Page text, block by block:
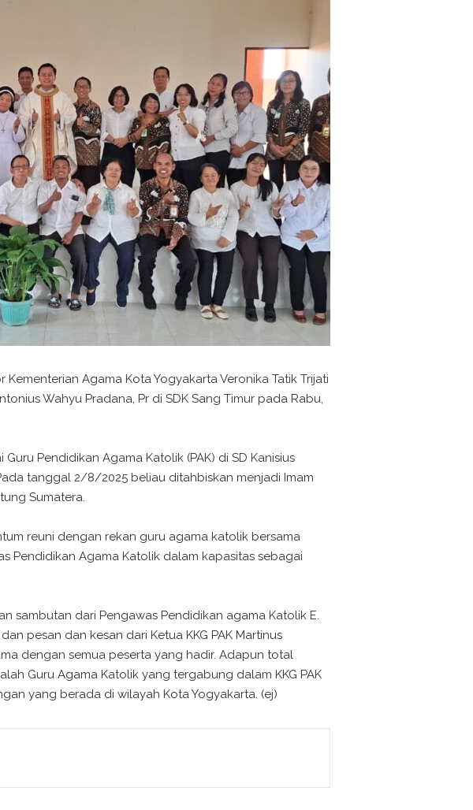
Agama Kota Yogyakarta Veronika Tatik Trijati
Wahyu Pradana, Pr di SDK Sang Timur pada Rabu,
Pendidikan Agama Katolik (PAK) di SD Kanisius
tanggal 2/8/2025 beliau ditahbiskan menjadi Imam
Sumatera.
reuni dengan rekan guru agama katolik bersama
Pendidikan Agama Katolik dalam kapasitas sebagai
sambutan dari Pengawas Pendidikan agama Katolik E.
pesan dan kesan dari Ketua KKG PAK Martinus
dengan semua peserta yang hadir. Adapun total
Guru Agama Katolik yang tergabung dalam KKG PAK
yang berada di wilayah Kota Yogyakarta. (ej)